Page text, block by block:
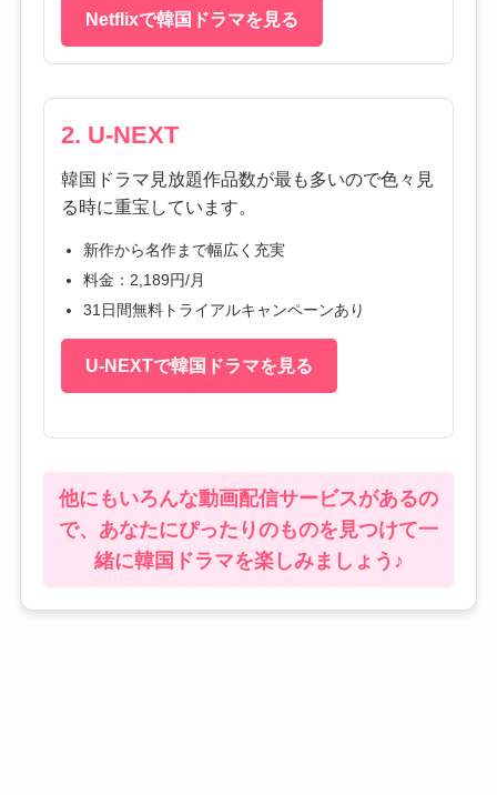
Netflixで韓国ドラマを見る
2. U-NEXT
韓国ドラマ見放題作品数が最も多いので色々見
る時に重宝しています。
新作から名作まで幅広く充実
料金：2,189円/月
31日間無料トライアルキャンペーンあり
U-NEXTで韓国ドラマを見る
他にもいろんな動画配信サービスがあるの
で、あなたにぴったりのものを見つけて一
緒に韓国ドラマを楽しみましょう♪